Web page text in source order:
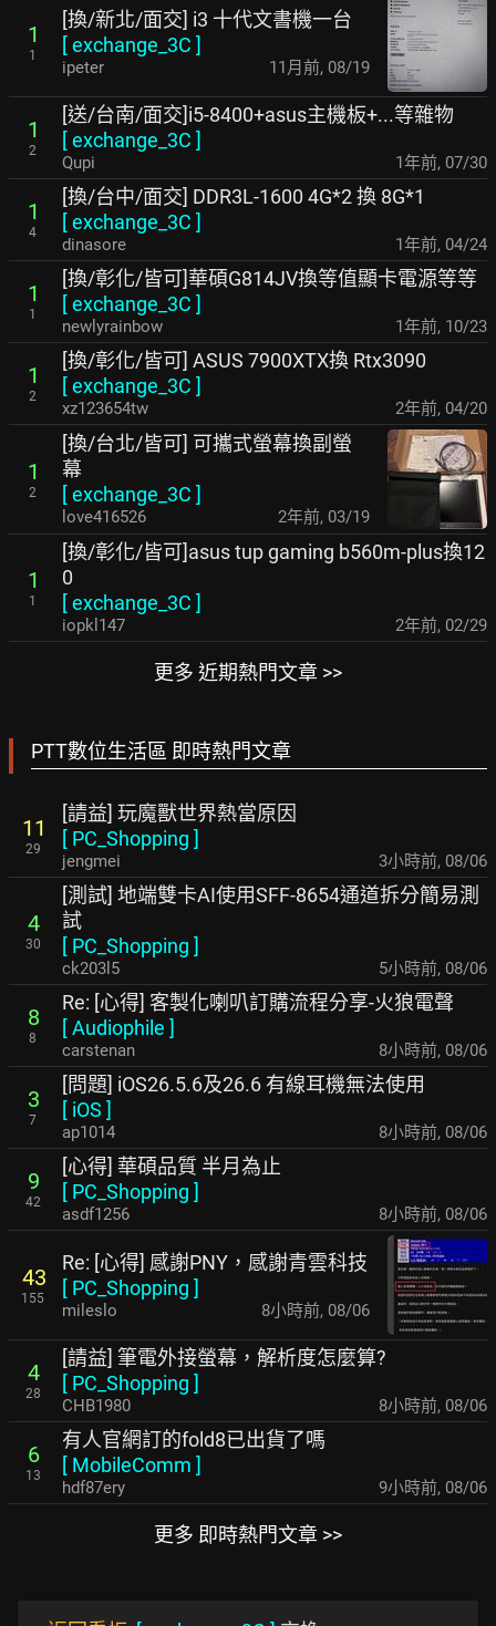
1
1
[換/新北/面交] i3 十代文書機一台
[exchange_3C ]
ipeter 11月前, 08/19
1
2
[送/台南/面交]i5-8400+asus主機板+...等雜物
[exchange_3C ]
Qupi 1年前, 07/30
1
4
[換/台中/面交] DDR3L-1600 4G*2 換 8G*1
[exchange_3C ]
dinasore 1年前, 04/24
1
1
[換/彰化/皆可]華碩G814JV換等值顯卡電源等等
[exchange_3C ]
newlyrainbow 1年前, 10/23
1
2
[換/彰化/皆可] ASUS 7900XTX換 Rtx3090
[exchange_3C ]
xz123654tw 2年前, 04/20
1
2
[換/台北/皆可] 可攜式螢幕換副螢
幕
[exchange_3C ]
love416526 2年前, 03/19
1
1
[換/彰化/皆可]asus tup gaming b560m-plus換12
0
[exchange_3C ]
iopkl147 2年前, 02/29
更多 近期熱門文章 >>
PTT數位生活區 即時熱門文章
11
29
[請益] 玩魔獸世界熱當原因
[ PC_Shopping ]
jengmei 3小時前, 08/06
4
30
[測試] 地端雙卡AI使用SFF-8654通道拆分簡易測
試
[ PC_Shopping ]
ck203l5 5小時前, 08/06
8
8
Re: [心得] 客製化喇叭訂購流程分享-火狼電聲
[Audiophile ]
carstenan 8小時前, 08/06
3
7
[問題] iOS26.5.6及26.6 有線耳機無法使用
[ iOS ]
ap1014 8小時前, 08/06
9
42
[心得] 華碩品質 半月為止
[ PC_Shopping ]
asdf1256 8小時前, 08/06
43
155
Re: [心得] 感謝PNY，感謝青雲科技
[ PC_Shopping ]
mileslo 8小時前, 08/06
4
28
[請益] 筆電外接螢幕，解析度怎麼算?
[ PC_Shopping ]
CHB1980 8小時前, 08/06
6
13
有人官網訂的fold8已出貨了嗎
[ MobileComm ]
hdf87ery 9小時前, 08/06
更多 即時熱門文章 >>